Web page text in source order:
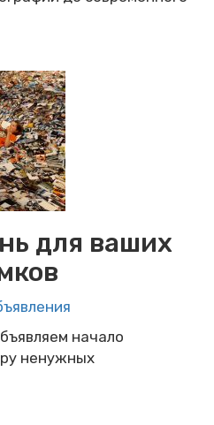
для ваших
начало
ненужных